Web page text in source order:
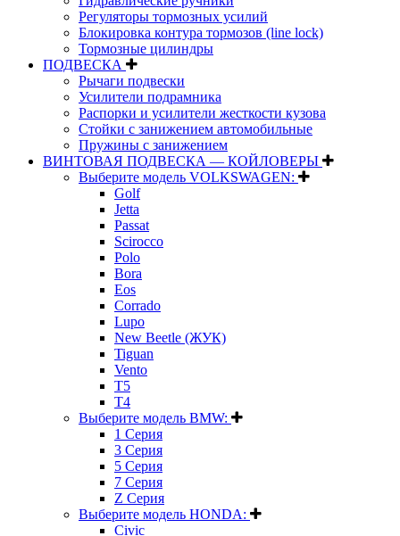
Регуляторы тормозных усилий
Блокировка контура тормозов (line lock)
Тормозные цилиндры
ПОДВЕСКА
Рычаги подвески
Усилители подрамника
Распорки и усилители жесткости кузова
Стойки с занижением автомобильные
Пружины с занижением
ВИНТОВАЯ ПОДВЕСКА — КОЙЛОВЕРЫ
Выберите модель VOLKSWAGEN:
Golf
Jetta
Passat
Scirocco
Polo
Bora
Eos
Corrado
Lupo
New Beetle (ЖУК)
Tiguan
Vento
T5
T4
Выберите модель BMW:
1 Серия
3 Серия
5 Серия
7 Серия
Z Серия
Выберите модель HONDA:
Civic